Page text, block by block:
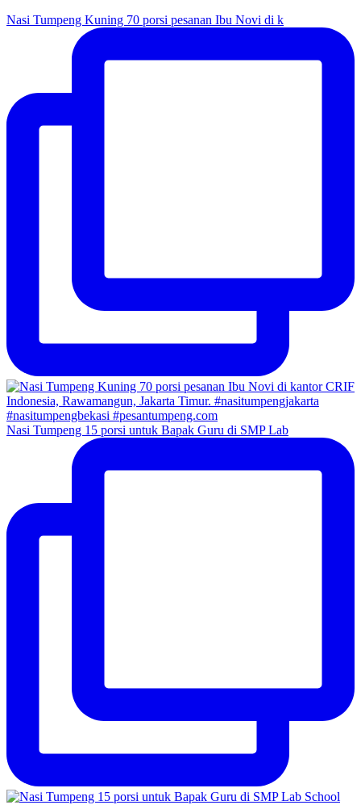
Nasi Tumpeng Kuning 70 porsi pesanan Ibu Novi di k
Nasi Tumpeng 15 porsi untuk Bapak Guru di SMP Lab